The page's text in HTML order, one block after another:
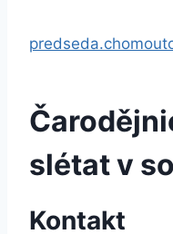
slétat v
Kontakt